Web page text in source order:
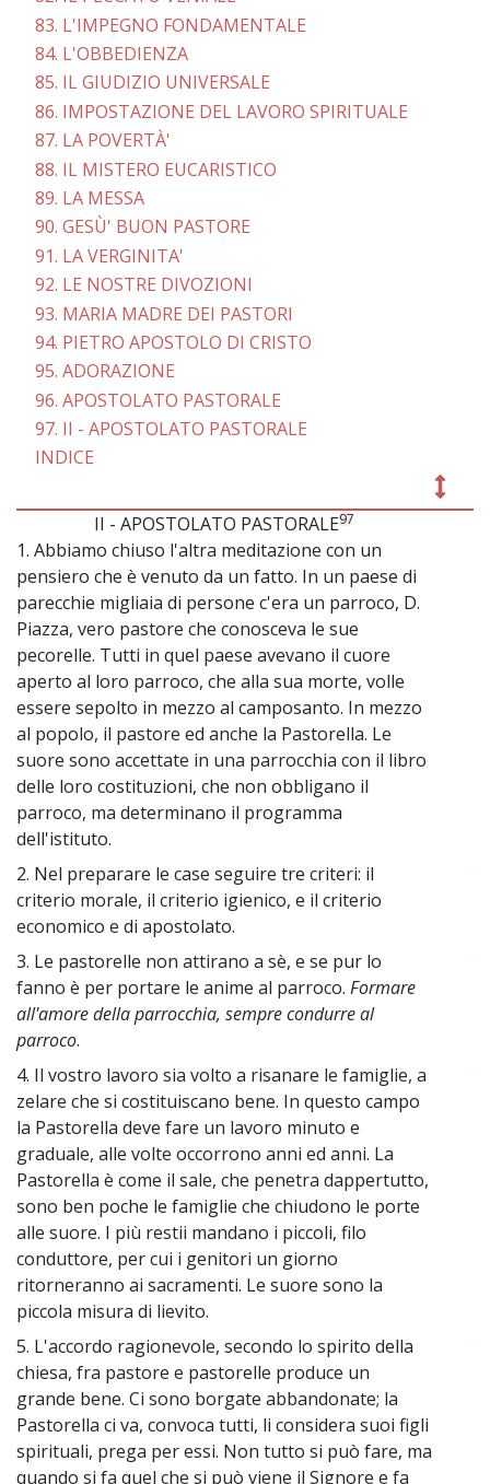
83. L'IMPEGNO FONDAMENTALE
84. L'OBBEDIENZA
85. IL GIUDIZIO UNIVERSALE
86. IMPOSTAZIONE DEL LAVORO SPIRITUALE
87. LA POVERTÀ'
88. IL MISTERO EUCARISTICO
89. LA MESSA
90. GESÙ' BUON PASTORE
91. LA VERGINITA'
92. LE NOSTRE DIVOZIONI
93. MARIA MADRE DEI PASTORI
94. PIETRO APOSTOLO DI CRISTO
95. ADORAZIONE
96. APOSTOLATO PASTORALE
97. II - APOSTOLATO PASTORALE
INDICE
II - APOSTOLATO PASTORALE97
1. Abbiamo chiuso l'altra meditazione con un
pensiero che è venuto da un fatto. In un paese di
parecchie migliaia di persone c'era un parroco, D.
Piazza, vero pastore che conosceva le sue
pecorelle. Tutti in quel paese avevano il cuore
aperto al loro parroco, che alla sua morte, volle
essere sepolto in mezzo al camposanto. In mezzo
al popolo, il pastore ed anche la Pastorella. Le
suore sono accettate in una parrocchia con il libro
delle loro costituzioni, che non obbligano il
parroco, ma determinano il programma
dell'istituto.
2. Nel preparare le case seguire tre criteri: il
criterio morale, il criterio igienico, e il criterio
economico e di apostolato.
3. Le pastorelle non attirano a sè, e se pur lo
fanno è per portare le anime al parroco. Formare
all'amore della parrocchia, sempre condurre al
parroco.
4. Il vostro lavoro sia volto a risanare le famiglie, a
zelare che si costituiscano bene. In questo campo
la Pastorella deve fare un lavoro minuto e
graduale, alle volte occorrono anni ed anni. La
Pastorella è come il sale, che penetra dappertutto,
sono ben poche le famiglie che chiudono le porte
alle suore. I più restii mandano i piccoli, filo
conduttore, per cui i genitori un giorno
ritorneranno ai sacramenti. Le suore sono la
piccola misura di lievito.
5. L'accordo ragionevole, secondo lo spirito della
chiesa, fra pastore e pastorelle produce un
grande bene. Ci sono borgate abbandonate; la
Pastorella ci va, convoca tutti, li considera suoi figli
spirituali, prega per essi. Non tutto si può fare, ma
quando si fa quel che si può viene il Signore e fa